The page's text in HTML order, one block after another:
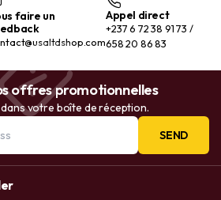
faire un
Appel direct
+237 6 72 38 91 73 /
658 20 86 83
offres promotionnelles
votre boîte de réception.
SEND